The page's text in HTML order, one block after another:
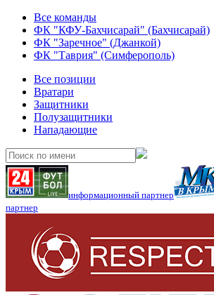
Все команды
ФК "КФУ-Бахчисарай" (Бахчисарай)
ФК "Заречное" (Джанкой)
ФК "Таврия" (Симферополь)
Все позиции
Вратари
Защитники
Полузащитники
Нападающие
информационный партнер
партнер